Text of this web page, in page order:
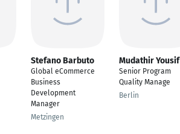
Stefano Barbuto
Global eCommerce
Business
Development
Manager
Metzingen
Mudathir Yousif
Senior Program
Quality Manage
Berlin